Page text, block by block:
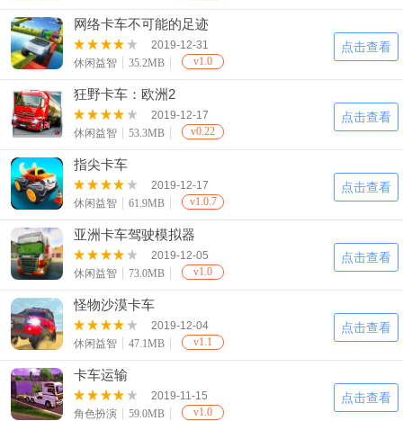
网络卡车不可能的足迹
2019-12-31
休闲益智
35.2MB v1.0
点击查看
狂野卡车：欧洲2
2019-12-17
休闲益智
53.3MB v0.22
点击查看
指尖卡车
2019-12-17
休闲益智
61.9MB v1.0.7
点击查看
亚洲卡车驾驶模拟器
2019-12-05
休闲益智
73.0MB v1.0
点击查看
怪物沙漠卡车
2019-12-04
休闲益智
47.1MB v1.1
点击查看
卡车运输
2019-11-15
角色扮演
59.0MB v1.0
点击查看